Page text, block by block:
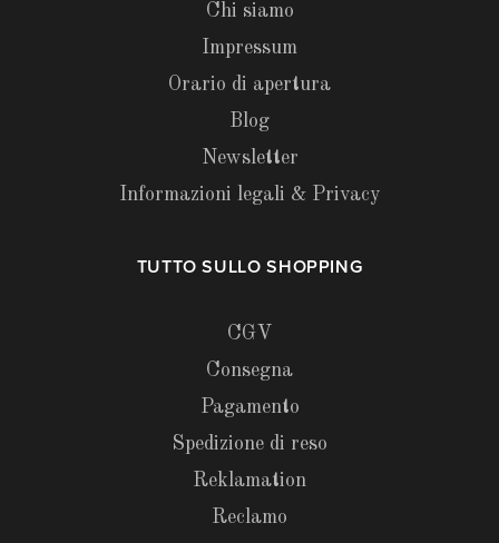
Chi siamo
Impressum
Orario di apertura
Blog
Newsletter
Informazioni legali & Privacy
TUTTO SULLO SHOPPING
CGV
Consegna
Pagamento
Spedizione di reso
Reklamation
Reclamo